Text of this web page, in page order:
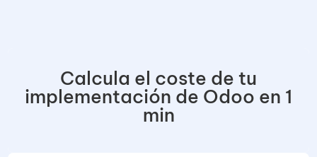
Calcula el coste de tu
implementación de Odoo en 1
min